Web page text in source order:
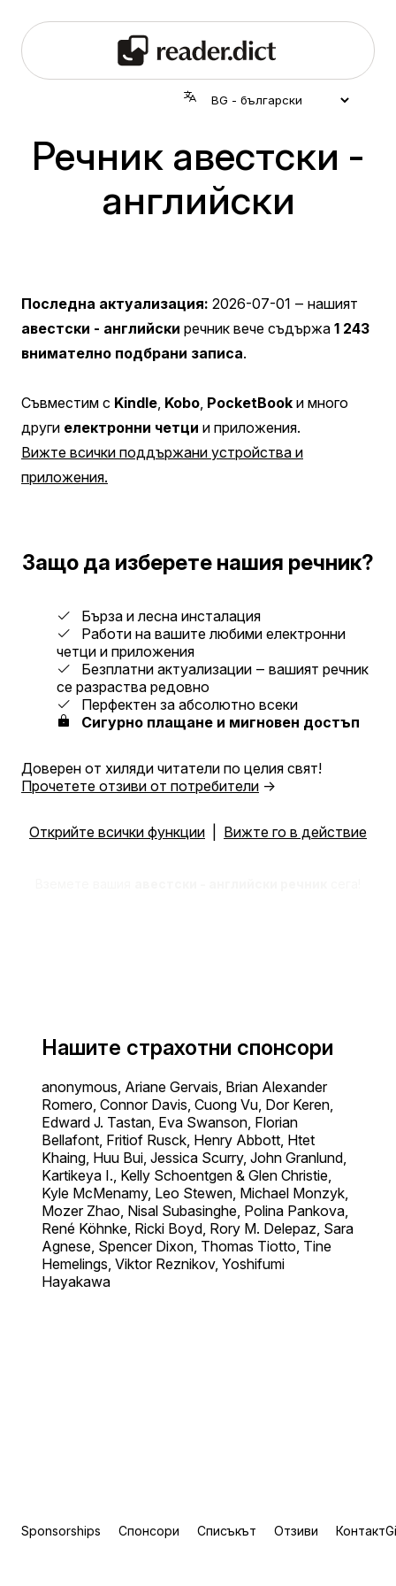
Речник авестски -
английски
Последна актуализация: 2026-07-01 ‒ нашият
авестски - английски речник вече съдържа 1 243
внимателно подбрани записа.
Съвместим с Kindle Kobo PocketBook и много
други електронни четци и приложения.
Вижте всички поддържани устройства и
приложения.
Защо да изберете нашия речник?
Бърза и лесна инсталация
Работи на вашите любими електронни
четци и приложения
Безплатни актуализации ‒ вашият речник
се разраства редовно
Перфектен за абсолютно всеки
Сигурно плащане и мигновен достъп
Доверен от хиляди читатели по целия свят!
Прочетете отзиви от потребители →
Открийте всички функции Вижте го в действие
Нашите страхотни спонсори
anonymous, Ariane Gervais, Brian Alexander
Romero, Connor Davis, Cuong Vu, Dor Keren,
Edward J. Tastan, Eva Swanson, Florian
Bellafont, Fritiof Rusck, Henry Abbott, Htet
Khaing, Huu Bui, Jessica Scurry, John Granlund,
Kartikeya I., Kelly Schoentgen & Glen Christie,
Kyle McMenamy, Leo Stewen, Michael Monzyk,
Mozer Zhao, Nisal Subasinghe, Polina Pankova,
René Köhnke, Ricki Boyd, Rory M. Delepaz, Sara
Agnese, Spencer Dixon, Thomas Tiotto, Tine
Hemelings, Viktor Reznikov, Yoshifumi
Hayakawa
Sponsorships Спонсори Списъкът Отзиви Контакт